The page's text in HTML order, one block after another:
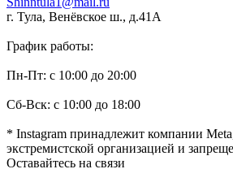
г. Тула, Венёвское ш., д.41А
График работы:
Пн-Пт: с 10:00 до 20:00
Сб-Вск: с 10:00 до 18:00
* Instagram принадлежит компании
экстремистской организацией и
Оставайтесь на связи